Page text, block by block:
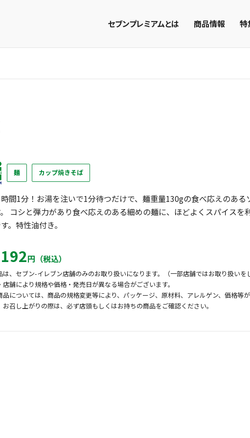
セブンプレミアムとは 商品情報 特
麺 カップ焼きそば
間1分！お湯を注いで1分待つだけで、麺重量130gの食べ応えのあ
コシと弾力があり食べ応えのある細めの麺に、ほどよくスパイスを
。特性油付き。
192円（税込）
、セブン-イレブン店舗のみのお取り扱いになります。（一部店舗ではお取り扱いを
舗により規格や価格・発売日が異なる場合がございます。
については、商品の規格変更等により、パッケージ、原材料、アレルゲン、価格等
お召し上がりの際は、必ず店頭もしくはお持ちの商品をご確認ください。